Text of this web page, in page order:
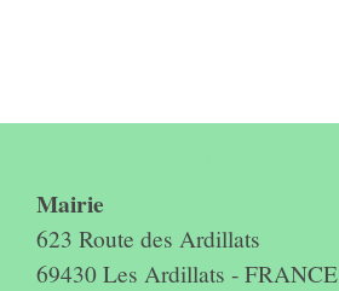
Mairie
623 Route des Ardillats
69430 Les Ardillats - FRANCE